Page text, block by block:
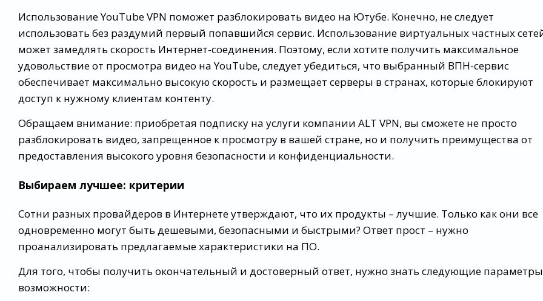
Использование YouTube VPN поможет разблокировать видео на Ютубе. Конечно, не следует
использовать без раздумий первый попавшийся сервис. Использование виртуальных частных
может замедлять скорость Интернет-соединения. Поэтому, если хотите получить максимальное
удовольствие от просмотра видео на YouTube, следует убедиться, что выбранный ВПН-сервис
обеспечивает максимально высокую скорость и размещает серверы в странах, которые блокируют
доступ к нужному клиентам контенту.
Обращаем внимание: приобретая подписку на услуги компании ALT VPN, вы сможете не просто
разблокировать видео, запрещенное к просмотру в вашей стране, но и получить преимущества от
предоставления высокого уровня безопасности и конфиденциальности.
Выбираем лучшее: критерии
Сотни разных провайдеров в Интернете утверждают, что их продукты – лучшие. Только как они все
одновременно могут быть дешевыми, безопасными и быстрыми? Ответ прост – нужно
проанализировать предлагаемые характеристики на ПО.
Для того, чтобы получить окончательный и достоверный ответ, нужно знать следующие
возможности: